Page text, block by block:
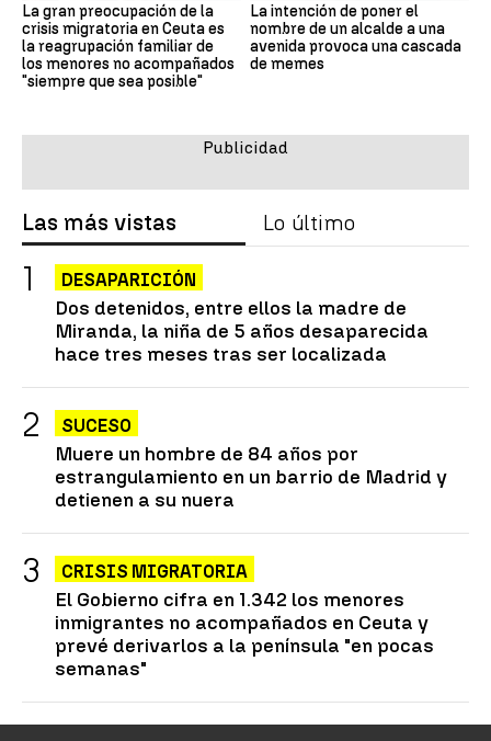
La gran preocupación de la
crisis migratoria en Ceuta es
la reagrupación familiar de
los menores no acompañados
"siempre que sea posible"
La intención de poner el
nombre de un alcalde a una
avenida provoca una cascada
de memes
Las más vistas Lo último
DESAPARICIÓN
Dos detenidos, entre ellos la madre de
Miranda, la niña de 5 años desaparecida
hace tres meses tras ser localizada
SUCESO
Muere un hombre de 84 años por
estrangulamiento en un barrio de Madrid y
detienen a su nuera
CRISIS MIGRATORIA
El Gobierno cifra en 1.342 los menores
inmigrantes no acompañados en Ceuta y
prevé derivarlos a la península "en pocas
semanas"